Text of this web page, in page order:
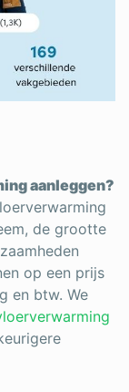
aanleggen?
de grootte
op een prijs
en btw. We